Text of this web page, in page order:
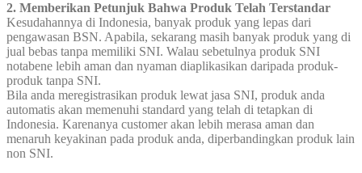
2. Memberikan Petunjuk Bahwa Produk Telah Terstandar
Kesudahannya di Indonesia, banyak produk yang lepas dari
pengawasan BSN. Apabila, sekarang masih banyak produk yang di
jual bebas tanpa memiliki SNI. Walau sebetulnya produk SNI
notabene lebih aman dan nyaman diaplikasikan daripada produk-
produk tanpa SNI.
Bila anda meregistrasikan produk lewat jasa SNI, produk anda
automatis akan memenuhi standard yang telah di tetapkan di
Indonesia. Karenanya customer akan lebih merasa aman dan
menaruh keyakinan pada produk anda, diperbandingkan produk lain
non SNI.